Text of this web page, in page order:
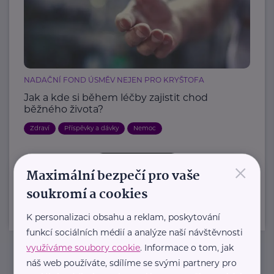
NADAČNÍ FOND ÚSMĚV NEJEN PRO KRYŠTOFA
Jak a kde si během léčby zajistit chod
běžného života?
Zdraví Příspěvky a dávky Nemoc
Další články ×
Maximální bezpečí pro vaše
soukromí a cookies
K personalizaci obsahu a reklam, poskytování
funkcí sociálních médií a analýze naší návštěvnosti
využíváme soubory cookie. Informace o tom, jak
náš web používáte, sdílíme se svými partnery pro